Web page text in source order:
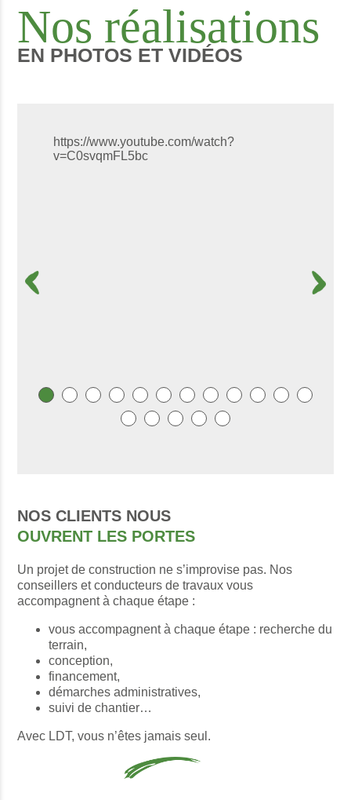
Nos réalisations
EN PHOTOS ET VIDÉOS
https://www.youtube.com/watch?
v=C0svqmFL5bc
NOS CLIENTS NOUS
OUVRENT LES PORTES
Un projet de construction ne s’improvise pas. Nos
conseillers et conducteurs de travaux vous
accompagnent à chaque étape :
vous accompagnent à chaque étape : recherche du
terrain,
conception,
financement,
démarches administratives,
suivi de chantier…
Avec LDT, vous n’êtes jamais seul.